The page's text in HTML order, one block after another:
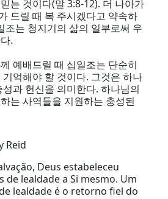
는 것이다(말 3:8-12). 더 나아가
드릴 때 복 주시겠다고 약속하
조는 청지기의 삶의 일부로써 우
.
예배드릴 때 십일조는 단순히
억해야 할 것이다. 그것은 하나
과 헌신을 의미한다. 하나님의
는 사역들을 지원하는 충성된
Reid
Deus estabeleceu
de lealdade a Si mesmo. Um
lealdade é o retorno fiel do